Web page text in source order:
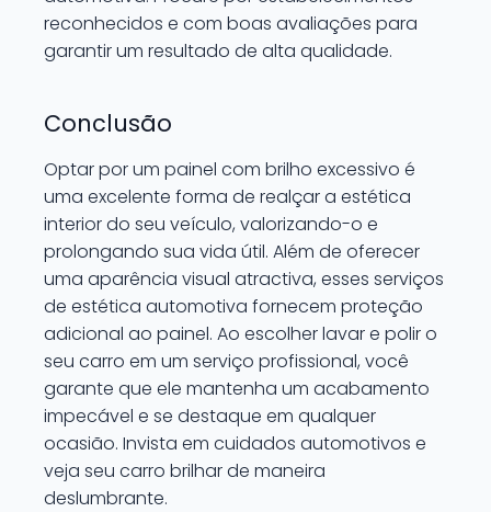
reconhecidos e com boas avaliações para
garantir um resultado de alta qualidade.
Conclusão
Optar por um painel com brilho excessivo é
uma excelente forma de realçar a estética
interior do seu veículo, valorizando-o e
prolongando sua vida útil. Além de oferecer
uma aparência visual atractiva, esses serviços
de estética automotiva fornecem proteção
adicional ao painel. Ao escolher lavar e polir o
seu carro em um serviço profissional, você
garante que ele mantenha um acabamento
impecável e se destaque em qualquer
ocasião. Invista em cuidados automotivos e
veja seu carro brilhar de maneira
deslumbrante.